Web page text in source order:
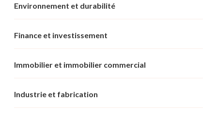
Environnement et durabilité
Finance et investissement
Immobilier et immobilier commercial
Industrie et fabrication